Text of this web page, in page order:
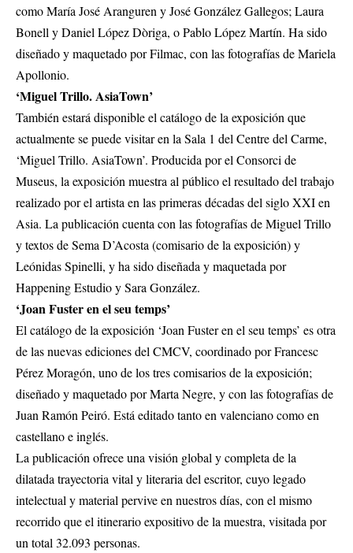
como María José Aranguren y José González Gallegos; Laura
Bonell y Daniel López Dòriga, o Pablo López Martín. Ha sido
diseñado y maquetado por Filmac, con las fotografías de Mariela
Apollonio.
‘Miguel Trillo. AsiaTown’
También estará disponible el catálogo de la exposición que
actualmente se puede visitar en la Sala 1 del Centre del Carme,
‘Miguel Trillo. AsiaTown’. Producida por el Consorci de
Museus, la exposición muestra al público el resultado del trabajo
realizado por el artista en las primeras décadas del siglo XXI en
Asia. La publicación cuenta con las fotografías de Miguel Trillo
y textos de Sema D’Acosta (comisario de la exposición) y
Leónidas Spinelli, y ha sido diseñada y maquetada por
Happening Estudio y Sara González.
‘Joan Fuster en el seu temps’
El catálogo de la exposición ‘Joan Fuster en el seu temps’ es otra
de las nuevas ediciones del CMCV, coordinado por Francesc
Pérez Moragón, uno de los tres comisarios de la exposición;
diseñado y maquetado por Marta Negre, y con las fotografías de
Juan Ramón Peiró. Está editado tanto en valenciano como en
castellano e inglés.
La publicación ofrece una visión global y completa de la
dilatada trayectoria vital y literaria del escritor, cuyo legado
intelectual y material pervive en nuestros días, con el mismo
recorrido que el itinerario expositivo de la muestra, visitada por
un total 32.093 personas.